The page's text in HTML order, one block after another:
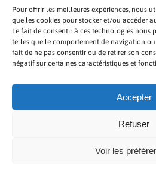
Pour offrir les meilleures expériences, nous
que les cookies pour stocker et/ou accéder
Le fait de consentir à ces technologies nous
telles que le comportement de navigation ou
fait de ne pas consentir ou de retirer son
négatif sur certaines caractéristiques et
Accepter
Refuser
Voir les
PRÉSENTATION
Copyright © 2023 TOUT